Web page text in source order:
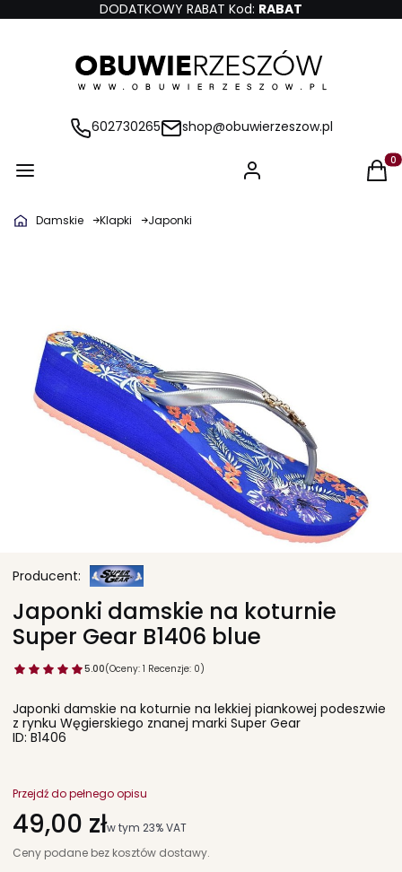
DODATKOWY RABAT Kod: RABAT
602730265 shop@obuwierzeszow.pl
Damskie Klapki Japonki
Japonki damskie na koturnie
Super Gear B1406 blue
5.00(Oceny: 1 Recenzje: 0)
Japonki damskie na koturnie na lekkiej piankowej podeszwie
z rynku Węgierskiego znanej marki Super Gear
ID: B1406
Przejdź do pełnego opisu
Cena
49,00 złw tym 23% VAT
w tym 23%VAT
Ceny podane bez kosztów dostawy.